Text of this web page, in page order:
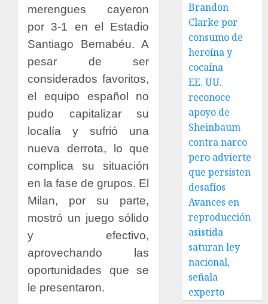
merengues cayeron
por 3-1 en el Estadio
Santiago Bernabéu. A
pesar de ser
considerados favoritos,
el equipo español no
pudo capitalizar su
localía y sufrió una
nueva derrota, lo que
complica su situación
en la fase de grupos. El
Milan, por su parte,
mostró un juego sólido
y efectivo,
aprovechando las
oportunidades que se
le presentaron.
Brandon
Clarke por
consumo de
heroína y
cocaína
EE. UU.
reconoce
apoyo de
Sheinbaum
contra narco
pero advierte
que persisten
desafíos
Avances en
reproducción
asistida
saturan ley
nacional,
señala
experto